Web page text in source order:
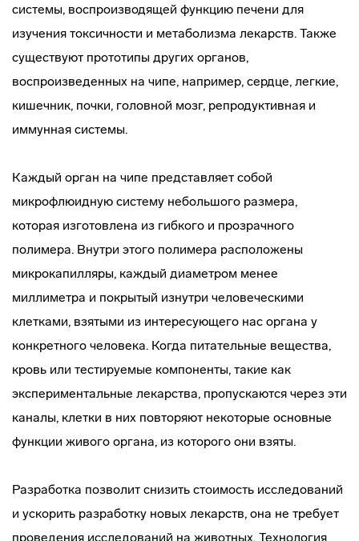
системы, воспроизводящей функцию печени для
изучения токсичности и метаболизма лекарств. Также
существуют прототипы других органов,
воспроизведенных на чипе, например, сердце, легкие,
кишечник, почки, головной мозг, репродуктивная и
иммунная системы.
Каждый орган на чипе представляет собой
микрофлюидную систему небольшого размера,
которая изготовлена из гибкого и прозрачного
полимера. Внутри этого полимера расположены
микрокапилляры, каждый диаметром менее
миллиметра и покрытый изнутри человеческими
клетками, взятыми из интересующего нас органа у
конкретного человека. Когда питательные вещества,
кровь или тестируемые компоненты, такие как
экспериментальные лекарства, пропускаются через эти
каналы, клетки в них повторяют некоторые основные
функции живого органа, из которого они взяты.
Разработка позволит снизить стоимость исследований
и ускорить разработку новых лекарств, она не требует
проведения исследований на животных. Технология